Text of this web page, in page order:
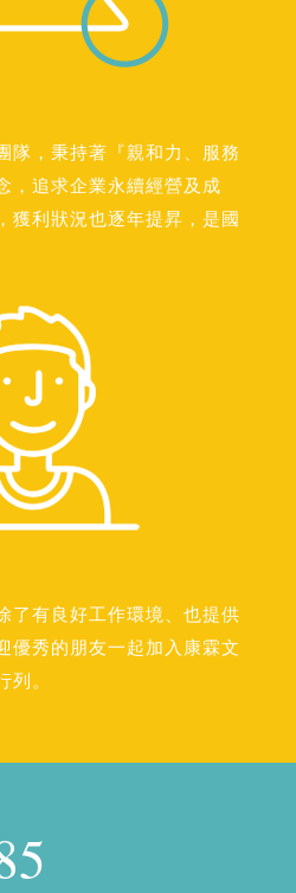
隊，秉持著『親和力、服務
，追求企業永續經營及成
獲利狀況也逐年提昇，是國
了有良好工作環境、也提供
優秀的朋友一起加入康霖文
列。